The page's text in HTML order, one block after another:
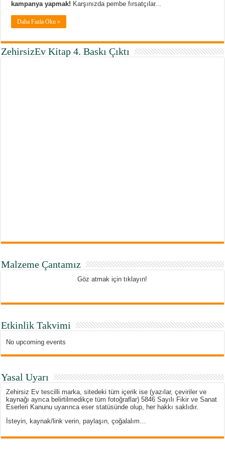
kampanya yapmak! Karşınızda pembe fırsatçılar...
Daha Fazla Oku »
ZehirsizEv Kitap 4. Baskı Çıktı
Malzeme Çantamız
Göz atmak için tıklayın!
Etkinlik Takvimi
No upcoming events
Yasal Uyarı
Zehirsiz Ev tescilli marka, sitedeki tüm içerik ise (yazılar, çeviriler ve
kaynağı ayrıca belirtilmedikçe tüm fotoğraflar) 5846 Sayılı Fikir ve Sanat
Eserleri Kanunu uyarınca eser statüsünde olup, her hakkı saklıdır.
İsteyin, kaynak/link verin, paylaşın, çoğalalım…